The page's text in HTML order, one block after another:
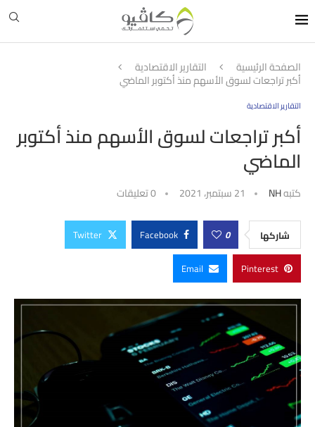
الصفحة الرئيسية التقارير الاقتصادية
أكبر تراجعات لسوق الأسهم منذ أكتوبر الماضي
التقارير الاقتصادية
أكبر تراجعات لسوق الأسهم منذ أكتوبر
الماضي
كتبهNH 21 سبتمبر، 2021 0 تعليقات
شاركها 0
Facebook
Twitter
Pinterest
Email